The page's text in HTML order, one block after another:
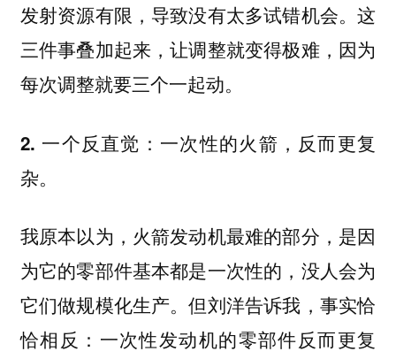
发射资源有限，导致没有太多试错机会。这
三件事叠加起来，让调整就变得极难，因为
每次调整就要三个一起动。
2. 一个反直觉：一次性的火箭，反而更复
杂。
我原本以为，火箭发动机最难的部分，是因
为它的零部件基本都是一次性的，没人会为
它们做规模化生产。但刘洋告诉我，事实恰
恰相反：一次性发动机的零部件反而更复